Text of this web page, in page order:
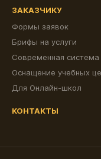
ЗАКАЗЧИКУ
Формы заявок
Брифы на услуги
Современная
Оснащение учебных
Для Онлайн-школ
КОНТАКТЫ